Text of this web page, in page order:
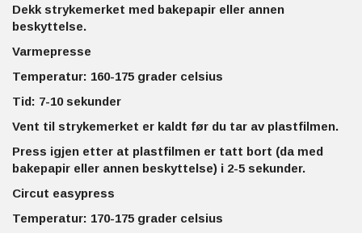
Dekk strykemerket med bakepapir eller annen
beskyttelse.
Varmepresse
Temperatur: 160-175 grader celsius
Tid: 7-10 sekunder
Vent til strykemerket er kaldt før du tar av plastfilmen.
Press igjen etter at plastfilmen er tatt bort (da med
bakepapir eller annen beskyttelse) i 2-5 sekunder.
Circut easypress
Temperatur: 170-175 grader celsius